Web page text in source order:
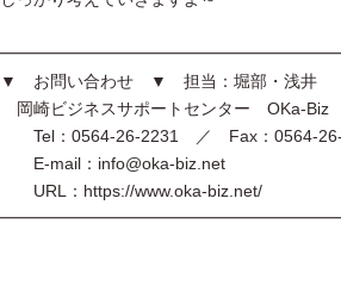
▼ お問い合わせ ▼ 担当：堀部・浅井
岡崎ビジネスサポートセンター OKa-Biz
Tel：0564-26-2231 ／ Fax：0564-26-
E-mail：info@oka-biz.net
URL：https://www.oka-biz.net/